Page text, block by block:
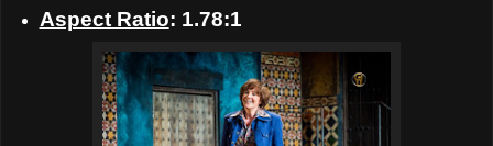
Aspect Ratio: 1.78:1